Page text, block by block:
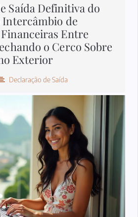
Saída Definitiva do
Intercâmbio de
Entre
o Cerco Sobre
Exterior
Declaração de Saída